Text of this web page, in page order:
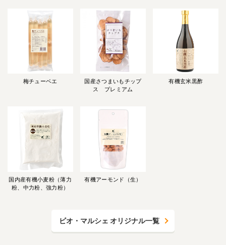
梅チューベエ
国産さつまいもチップ
ス プレミアム
有機玄米黒酢
国内産有機小麦粉（薄力
粉、中力粉、強力粉）
有機アーモンド（生）
ビオ・マルシェ オリジナル一覧